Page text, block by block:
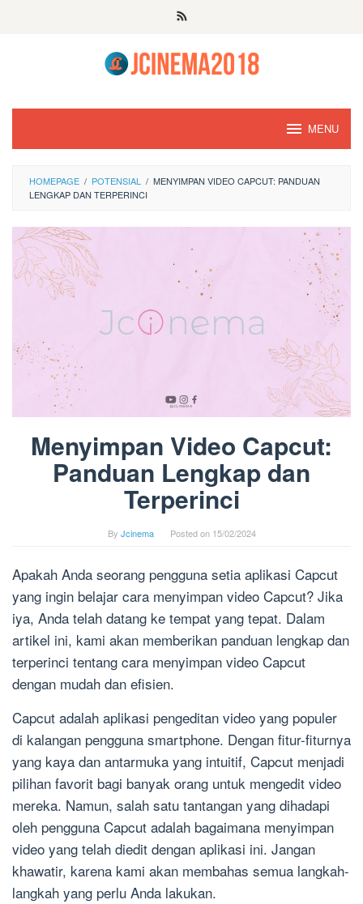
MENU
HOMEPAGE / POTENSIAL / MENYIMPAN VIDEO CAPCUT: PANDUAN
LENGKAP DAN TERPERINCI
Menyimpan Video Capcut:
Panduan Lengkap dan
Terperinci
By Jcinema Posted on 15/02/2024
Apakah Anda seorang pengguna setia aplikasi Capcut
yang ingin belajar cara menyimpan video Capcut? Jika
iya, Anda telah datang ke tempat yang tepat. Dalam
artikel ini, kami akan memberikan panduan lengkap dan
terperinci tentang cara menyimpan video Capcut
dengan mudah dan efisien.
Capcut adalah aplikasi pengeditan video yang populer
di kalangan pengguna smartphone. Dengan fitur-fiturnya
yang kaya dan antarmuka yang intuitif, Capcut menjadi
pilihan favorit bagi banyak orang untuk mengedit video
mereka. Namun, salah satu tantangan yang dihadapi
oleh pengguna Capcut adalah bagaimana menyimpan
video yang telah diedit dengan aplikasi ini. Jangan
khawatir, karena kami akan membahas semua langkah-
langkah yang perlu Anda lakukan.